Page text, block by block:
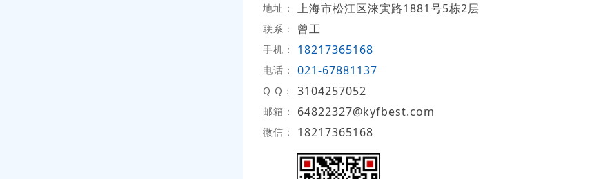
地址： 上海市松江区涞寅路1881号5栋2层
联系： 曾工
手机： 18217365168
电话： 021-67881137
Q Q： 3104257052
邮箱： 64822327@kyfbest.com
微信： 18217365168